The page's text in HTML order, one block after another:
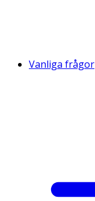
Vanliga frågor